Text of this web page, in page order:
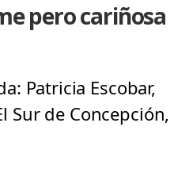
pero cariñosa
Patricia Escobar,
Sur de